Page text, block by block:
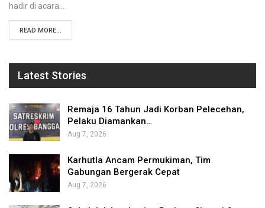
hadir di acara…
READ MORE...
Latest Stories
Remaja 16 Tahun Jadi Korban Pelecehan,
Pelaku Diamankan…
Aug 7, 2026
Karhutla Ancam Permukiman, Tim
Gabungan Bergerak Cepat
Aug 7, 2026